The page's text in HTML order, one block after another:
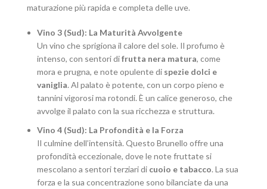
maturazione più rapida e completa delle uve.
Vino 3 (Sud): La Maturità Avvolgente
Un vino che sprigiona il calore del sole. Il profumo è
intenso, con sentori difrutta nera matura, come
mora e prugna, e note opulente di spezie dolci e
vaniglia. Al palato è potente, con un corpo pieno e
tannini vigorosi ma rotondi. È un calice generoso, che
avvolge il palato con la sua ricchezza e struttura.
Vino 4 (Sud): La Profondità e la Forza
Il culmine dell’intensità. Questo Brunello offre una
profondità eccezionale, dove le note fruttate si
mescolano a sentori terziari di cuoio e tabacco. La sua
forza e la sua concentrazione sono bilanciate da una